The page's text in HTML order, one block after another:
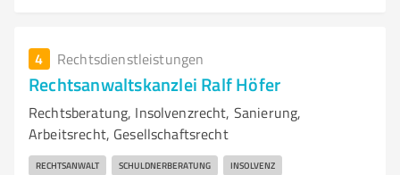
4 Rechtsdienstleistungen
Rechtsanwaltskanzlei Ralf Höfer
Rechtsberatung, Insolvenzrecht, Sanierung,
Arbeitsrecht, Gesellschaftsrecht
RECHTSANWALT SCHULDNERBERATUNG INSOLVENZ